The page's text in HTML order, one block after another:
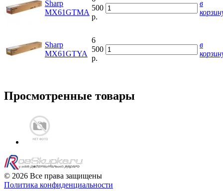
Sharp
MX61GTMA
500
р.
в
Sharp
MX61GTYA
6
500
р.
в
Просмотренные товары
© 2026 Все права защищены
Политика конфиденциальности